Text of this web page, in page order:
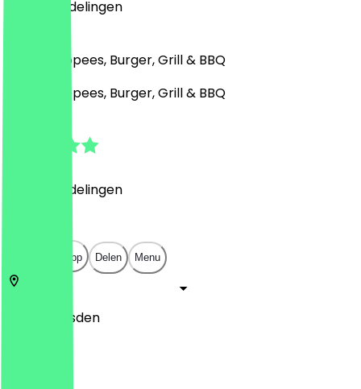
Beoordelingen
Oost-Europees, Burger, Grill & BBQ
Oost-Europees, Burger, Grill & BBQ
Beoordelingen
Open in app Delen Menu
Dresden